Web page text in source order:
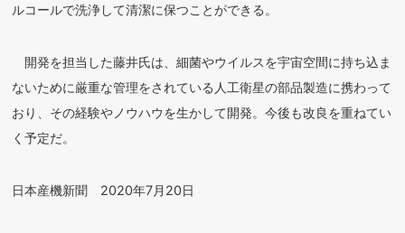
ルコールで洗浄して清潔に保つことができる。
開発を担当した藤井氏は、細菌やウイルスを宇宙空間に持ち込ま
ないために厳重な管理をされている人工衛星の部品製造に携わって
おり、その経験やノウハウを生かして開発。今後も改良を重ねてい
く予定だ。
日本産機新聞 2020年7月20日